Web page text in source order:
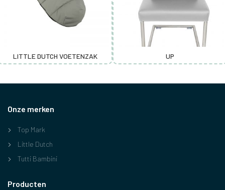
LITTLE DUTCH VOETENZAK UP
Onze merken
Top Mark
Little Dutch
Tutti Bambini
Producten